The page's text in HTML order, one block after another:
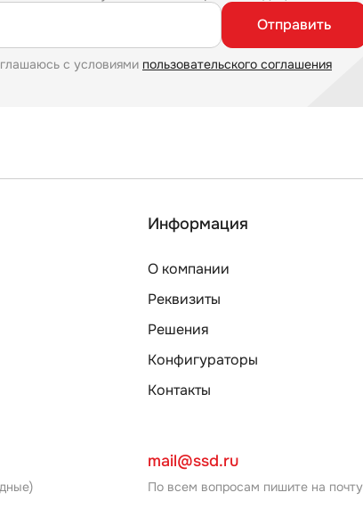
Отправить
с условиями пользовательского соглашения
Информация
О компании
Реквизиты
Решения
Конфигураторы
Контакты
mail@ssd.ru
По всем вопросам пишите на почту